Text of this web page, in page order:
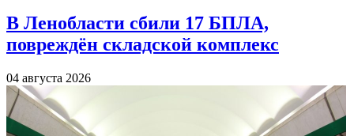
В Ленобласти сбили 17 БПЛА,
повреждён складской комплекс
04 августа 2026